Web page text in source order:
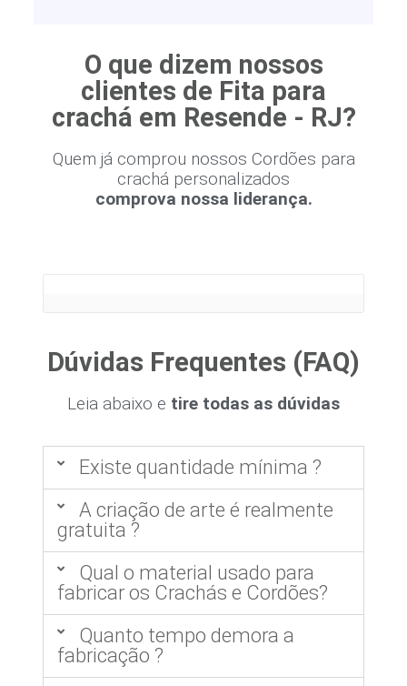
O que dizem nossos
clientes de Fita para
crachá em Resende - RJ?
Quem já comprou nossos Cordões para
crachá personalizados
comprova nossa liderança.
Dúvidas Frequentes (FAQ)
Leia abaixo e tire todas as dúvidas
Existe quantidade mínima ?
A criação de arte é realmente
gratuita ?
Qual o material usado para
fabricar os Crachás e Cordões?
Quanto tempo demora a
fabricação ?